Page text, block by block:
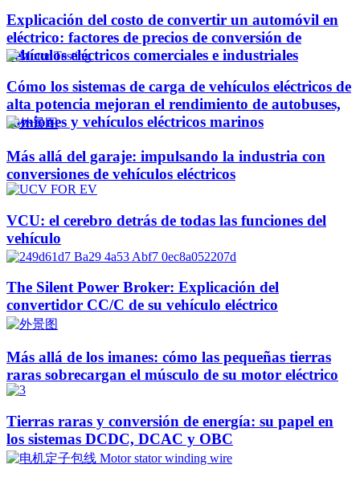
Explicación del costo de convertir un automóvil en
eléctrico: factores de precios de conversión de
vehículos eléctricos comerciales e industriales
Cómo los sistemas de carga de vehículos eléctricos de
alta potencia mejoran el rendimiento de autobuses,
camiones y vehículos eléctricos marinos
Más allá del garaje: impulsando la industria con
conversiones de vehículos eléctricos
VCU: el cerebro detrás de todas las funciones del
vehículo
The Silent Power Broker: Explicación del
convertidor CC/C de su vehículo eléctrico
Más allá de los imanes: cómo las pequeñas tierras
raras sobrecargan el músculo de su motor eléctrico
Tierras raras y conversión de energía: su papel en
los sistemas DCDC, DCAC y OBC